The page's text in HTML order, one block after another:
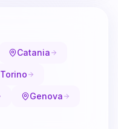
Catania
Torino
Genova